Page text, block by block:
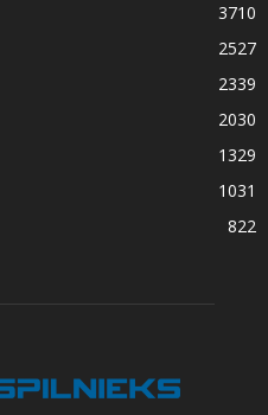
3710
2527
2339
2030
1329
1031
822